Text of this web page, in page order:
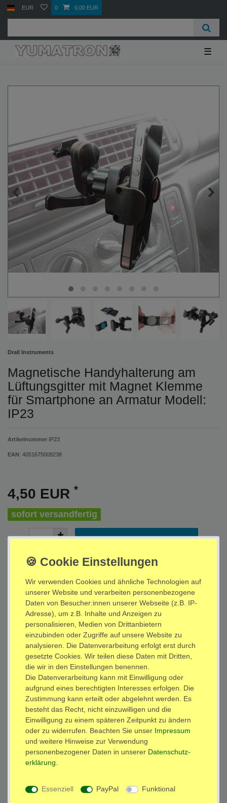
EUR 0 0,00 EUR
☰
Drall Instruments
Magnetische Handyhalterung am
Lüftungsgitter mit Magnet Klemme
für Smartphone an Armatur Modell:
IP23
Artikelnummer IP23
EAN: 4051675009238
4,50 EUR *
sofort versandfertig
Wunschliste
* inkl. ges. MwSt. zzgl.Versandkosten
Beschreibung
Technische Daten
Weitere Details
Handy Halterung für das Lüftungsgitter der Ventilation im KFZ,
LKW, Campingwagen
Handies
Wir verwenden Cookies und ähnliche Technologien auf
unserer Website und verarbeiten personenbezogene
Daten von Besucher:innen unserer Webseite (z.B. IP-
Adresse), um z.B. Inhalte und Anzeigen zu
personalisieren, Medien von Drittanbietern
einzubinden oder Zugriffe auf unsere Website zu
analysieren. Die Datenverarbeitung erfolgt erst durch
gesetzte Cookies. Wir teilen diese Daten mit Dritten,
die wir in den Einstellungen benennen.
Die Datenverarbeitung kann mit Einwilligung oder
aufgrund eines berechtigten Interesses erfolgen. Die
Zustimmung kann erteilt oder abgelehnt werden. Es
besteht das Recht, nicht einzuwilligen und die
Einwilligung zu einem späteren Zeitpunkt zu ändern
oder zu widerrufen. Beachten Sie unser Impressum
und weitere Hinweise zur Verwendung
personenbezogener Daten in unserer Daten­schutz­
erklärung
Essenziell PayPal Funktional